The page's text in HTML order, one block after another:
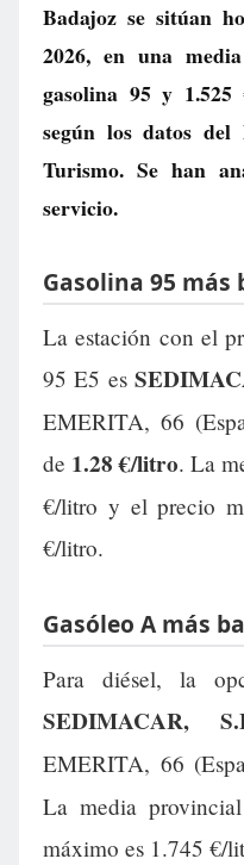
Badajoz se sitúan
2026, en una
gasolina 95 y
según los datos
Turismo. Se han
servicio.
Gasolina 95 más
La estación con el
95 E5 es
EMERITA, 66
de 1.28 €/litro. La
€/litro y el precio
€/litro.
Gasóleo A más
Para diésel, la
SEDIMACAR,
EMERITA, 66
La media
máximo es 1.745 €/